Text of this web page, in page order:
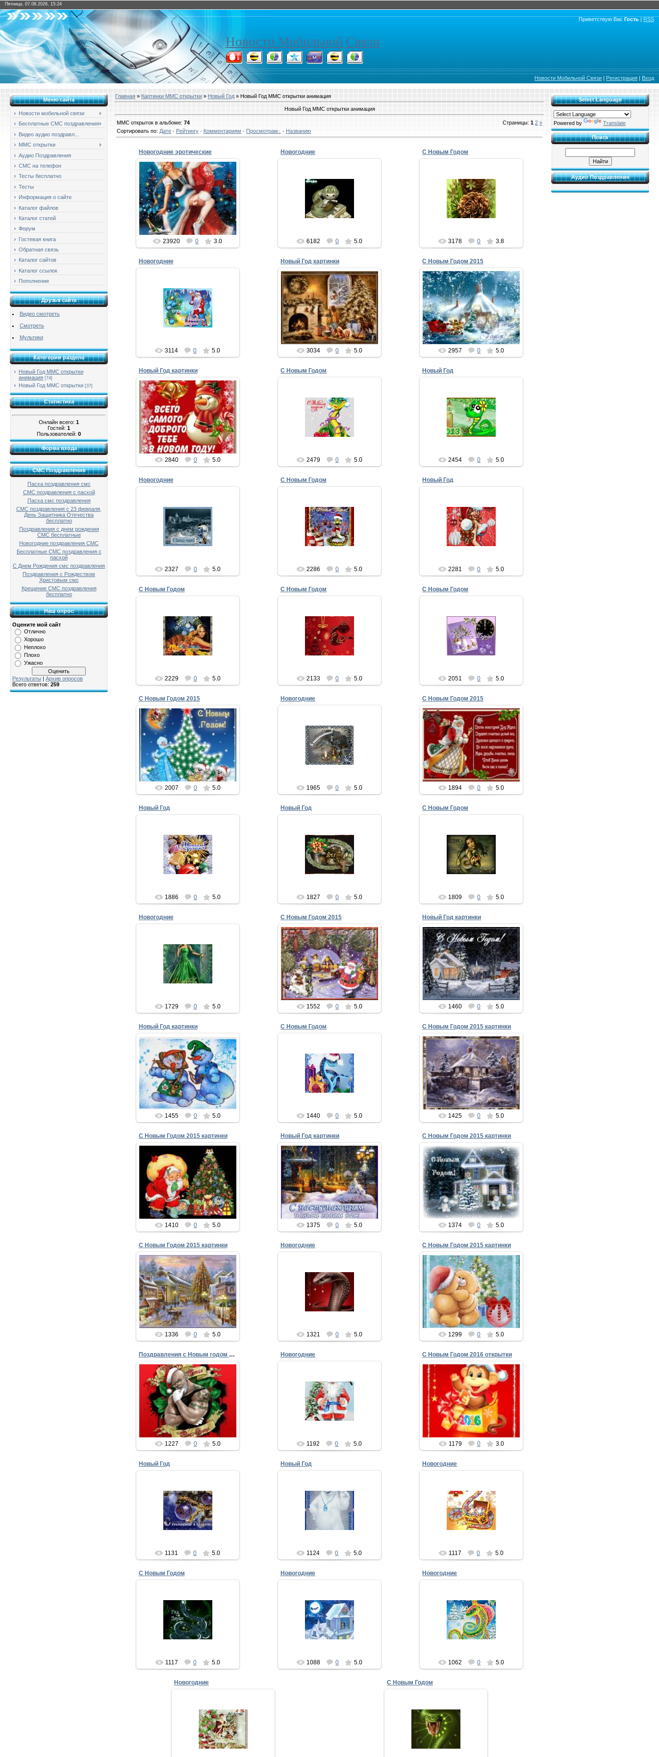
Пятница, 07.08.2026, 15:24
Приветствую Вас Гость | RSS
Новости Мобильной Связи
Новости Мобильной Связи | Регистрация | Вход
Меню сайта
Новости мобильной связи
Бесплатные СМС поздравления
Видео аудио поздравл...
ММС открытки
Аудио Поздравления
СМС на телефон
Тесты бесплатно
Тесты
Информация о сайте
Каталог файлов
Каталог статей
Форум
Гостевая книга
Обратная связь
Каталог сайтов
Каталог ссылок
Пополнение
Друзья сайта
Видео смотреть
Смотреть
Мультики
Категории раздела
Новый Год ММС открытки
анимация [74]
Новый Год ММС открытки [37]
Статистика
Онлайн всего: 1
Гостей: 1
Пользователей: 0
Форма входа
СМС Поздравления
Пасха поздравления смс
СМС поздравления с пасхой
Пасха смс поздравления
СМС поздравления с 23 февраля,
День Защитника Отечества
бесплатно
Поздравления с днем рождения
СМС бесплатные
Новогодние поздравления СМС
Бесплатные СМС поздравления с
пасхой
С Днем Рождения смс поздравления
Поздравления с Рождеством
Христовым смс
Крещение СМС поздравления
бесплатно
Наш опрос
Оцените мой сайт
Отлично
Хорошо
Неплохо
Плохо
Ужасно
Результаты | Архив опросов
Всего ответов: 259
Главная » Картинки ММС открытки » Новый Год » Новый Год ММС открытки анимация
Новый Год ММС открытки анимация
ММС открыток в альбоме: 74 Страницы: 1 2 »
Сортировать по: Дате · Рейтингу · Комментариям · Просмотрам · Названию
Новогодние эротические
28.12.2015
Новогодние эротические
поздравления
Всё, что было плохое – забудь!
Разверни белый лист января…
Н...
xMakedonecx
23920 0 3.0
Новогодние
25.12.2012
Пусть все, что радует и греет
Перенесется в Новый год,
И ветер перемен навеет
Судьбы счастливый ...
xMakedonecx
6182 0 5.0
С Новым Годом
16.12.2012
Вот на пороге Новый Год!
Уходят старые печали,
С ним счастье новое придёт,
Чтоб птицы в дом ваш ...
xMakedonecx
3178 0 3.8
Новогодние
Пусть на льдистый поднос, в
Новый год Дед Мороз
бриллиантовый кубок поставит,
до краев золотого здоровья
нальет, на з...
3114 0 5.0
Новый Год картинки
25.12.2014
Новый Год картинки
Пусть Новый год придет к Вам в
дом,
И счастья с радостью побольше
принесет!
xMakedonecx
3034 0 5.0
С Новым Годом 2015
25.11.2014
С Новым Годом 2015
Если хочется вам шубу, время
нынче подошло –
В год пятнадцатый без меха в
люди выход...
xMakedonecx
2957 0 5.0
Новый Год картинки
25.12.2014
Новый Год картинки
Что такое Новый год?
Это — круглый хоровод,
Это — фейерверк и скрипки,
...
xMakedonecx
2840 0 5.0
С Новым Годом
Пусть будет год удачным и
счастливым,
Пусть станут явью все твои
мечты
И пусть исполнится заветное
жела...
2479 0 5.0
Новый Год
Когда в двенадцать будут бить
куранты,
И твой наполнится бокал,
Ты просто вспомни обо мне.
Какое...
2454 0 5.0
Новогодние
20.12.2012
Пусть падает на плечи снег,
Звенят бокалы, блещут звезды,
И верит каждый человек,
Что испытать с...
xMakedonecx
2327 0 5.0
С Новым Годом
Несметных богатств тебе в
Новом году,
Удач вереницу, надежд череду!
Пусть жизнь будет светлой,
веселой,...
2286 0 5.0
Новый Год
13.12.2012
Новый Год! И в воздухе морозном -
Волшебство и ожидание чудес.
Пусть сегодня, этой ночью
звездной,
xMakedonecx
2281 0 5.0
С Новым Годом
16.12.2012
Вод уходит Старый год, пусть с
собой он заберет все невзгоды и
печали, секс в котором не
кончали, и скрипучие кровати...
xMakedonecx
2229 0 5.0
С Новым Годом
В 2013году желаю
12 месяцев без болезней, 53
недели всего хорошего, 365 дня
счастья,
8760 часов успеха,...
2133 0 5.0
С Новым Годом
Поздравляем вас с Новым годом
и, чтобы потом не забыть,
заранее
поздравляем с 23 февраля, 8
Марта, 1 апреля, 9...
2051 0 5.0
С Новым Годом 2015
25.11.2014
С Новым Годом 2015
Хочу так много пожелать
Подарков новогодних клевых –
Что может Дед Мороз уста...
xMakedonecx
2007 0 5.0
Новогодние
20.12.2012
Пусть снежинки тебя осыпают,
Пусть белеют ресницы твои!
С Новым годом тебя поздравляю
С годом сч...
xMakedonecx
1965 0 5.0
С Новым Годом 2015
25.11.2014
С Новым Годом 2015
Поскорее принимайте
С Новым годом поздравления,
Счастью двери отворяйте
xMakedonecx
1894 0 5.0
Новый Год
С Новым годом! Пусть удачу
Вам подарит этот год,
Сложные решит задачи
И успехи принесет.
...
1886 0 5.0
Новый Год
13.12.2012
С Новым Годом тебя поздравляю,
Веселись в этот день, не грусти.
Много счастья тебе я желаю,
Но о...
xMakedonecx
1827 0 5.0
С Новым Годом
16.12.2012
С новым годом, дружище хочу
тебя поздравить! И в новый год
желаю тебе лишь счастья! Ты
достойной прожил уходящий, и п...
xMakedonecx
1809 0 5.0
Новогодние
Единственный и дорогой, сладкий
мой и золотой!
Сексуальный, заводной. Добрый,
милый и чудной.
Обаятельн...
1729 0 5.0
С Новым Годом 2015
25.11.2014
С Новым Годом 2015
Поздравлять собрался вас
В этот день и в этот час.
Только вот стихи забыл,
xMakedonecx
1552 0 5.0
Новый Год картинки
25.12.2014
Новый Год картинки
С Новым годом! С новым
счастьем!
Пусть подарит этот год
Бурю чувств и м...
xMakedonecx
1460 0 5.0
Новый Год картинки
25.12.2014
Новый Год картинки
С Новым Годом тебя поздравляю,
Веселись в этот день, не грусти.
Много счастья...
xMakedonecx
1455 0 5.0
С Новым Годом
16.12.2012
Пусть будет щедрым Новый год,
пусть он на счастье не скупится,
пусть зажигает звёзды в срок,
чтоб всем твоим желаньям...
xMakedonecx
1440 0 5.0
С Новым Годом 2015 картинки
31.12.2014
С Новым Годом 2015 картинки
Год козы уже бодается,
И так смело приближается.
Не подставляй своё ...
xMakedonecx
1425 0 5.0
С Новым Годом 2015 картинки
31.12.2014
С Новым Годом 2015 картинки
Коза рогатая вступает в свои
законные права,
И лошадь быстро прогоняет со
д...
xMakedonecx
1410 0 5.0
Новый Год картинки
25.12.2014
Новый Год картинки
Новый Год! И в воздухе морозном -
Волшебство и ожидание чудес.
Пусть сегодня,...
xMakedonecx
1375 0 5.0
С Новым Годом 2015 картинки
31.12.2014
С Новым Годом 2015 картинки
В год Овцы, моя родная,
Счастья я тебе желаю!
Можешь быть какой угод...
xMakedonecx
1374 0 5.0
С Новым Годом 2015 картинки
31.12.2014
С Новым Годом 2015 картинки
В год Козла, ты мой любимый,
Будь всегда неотразимый.
Будь ты сильны...
xMakedonecx
1336 0 5.0
Новогодние
Пусть будет щедрым Новый год,
Пусть он на счастье не
скупится,
Пусть зажигает звезды в срок,
Что...
1321 0 5.0
С Новым Годом 2015 картинки
31.12.2014
С Новым Годом 2015 картинки
Лишь только часики пробьют,
Разлей шампанское, и тут
Не тормози и не...
xMakedonecx
1299 0 5.0
Поздравления с Новым годом 2016
25.12.2015
Поздравления с Новым годом 2016
Пейте, пойте, веселитесь,
Но под елку не ложитесь,
Чтобы дедушка...
xMakedonecx
1227 0 5.0
Новогодние
25.12.2012
С новым годом поздравляем
Счастья, радости желаем,
Чтоб на елке новогодней
Вместо праздничных зв...
xMakedonecx
1192 0 5.0
С Новым Годом 2016 открытки
10.12.2015
В год обезьяны желаю Вам
Перенести напасть любую.
Пусть все Вам будет по зубам,
И неприятности м...
xMakedonecx
1179 0 3.0
Новый Год
13.12.2012
Пусть счастье тебе улыбнется,
Пусть солнце тебе подмигнет,
Пусть самый желанный подарок
Подарят ...
xMakedonecx
1131 0 5.0
Новый Год
Пусть Новый год вам принесет
Со снегом - смех,
С морозом - бодрость,
В делах успех,
1124 0 5.0
Новогодние
20.12.2012
Когда стрелки в 12 сойдутся,
Новый год повстречает Земля,
Разреши мне тепло улыбнуться,
С Новым ...
xMakedonecx
1117 0 5.0
С Новым Годом
16.12.2012
Новый год пусть приласкает,
Счастья в жизни принесет.
Пусть надежда согревает,
А судьба пусть бе...
xMakedonecx
1117 0 5.0
Новогодние
Я желаю в новый год вино-
водочный завод, мятых баксов 2
вагона, наших денег 3 лямона!
Отпуск месяцев на 10, за
бугром...
1088 0 5.0
Новогодние
20.12.2012
Если в ночь на Новый год,
странный гость к тебе придет-
кто-то с белой бородой, в красной
шапке меховой, с длинным по...
xMakedonecx
1062 0 5.0
Новогодние
20.12.2012
Поздравляю тебя и желаю тебе
главного - исполнения желаний!
Потому что, когда у человека
есть то, о чем он мечтал, - ...
xMakedonecx
С Новым Годом
16.12.2012
Пускай кошелек
Оттопырит валюта,
Пусть будет все классно,
Пусть будет все круто.
xMakedonecx
Select Language
Powered by Translate
Поиск
Аудио Поздравления